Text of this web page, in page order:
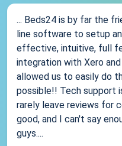
... Beds24 is by far the
line software to setup
effective, intuitive, full
integration with Xero
allowed us to easily do
possible!! Tech support
rarely leave reviews for
good, and I can't say
guys....